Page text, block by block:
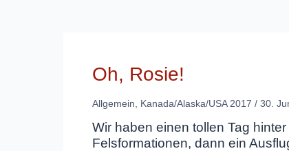
Oh, Rosie!
Allgemein Kanada/Alaska/USA 2017 / 30.
Wir haben einen tollen Tag
Felsformationen, dann ein